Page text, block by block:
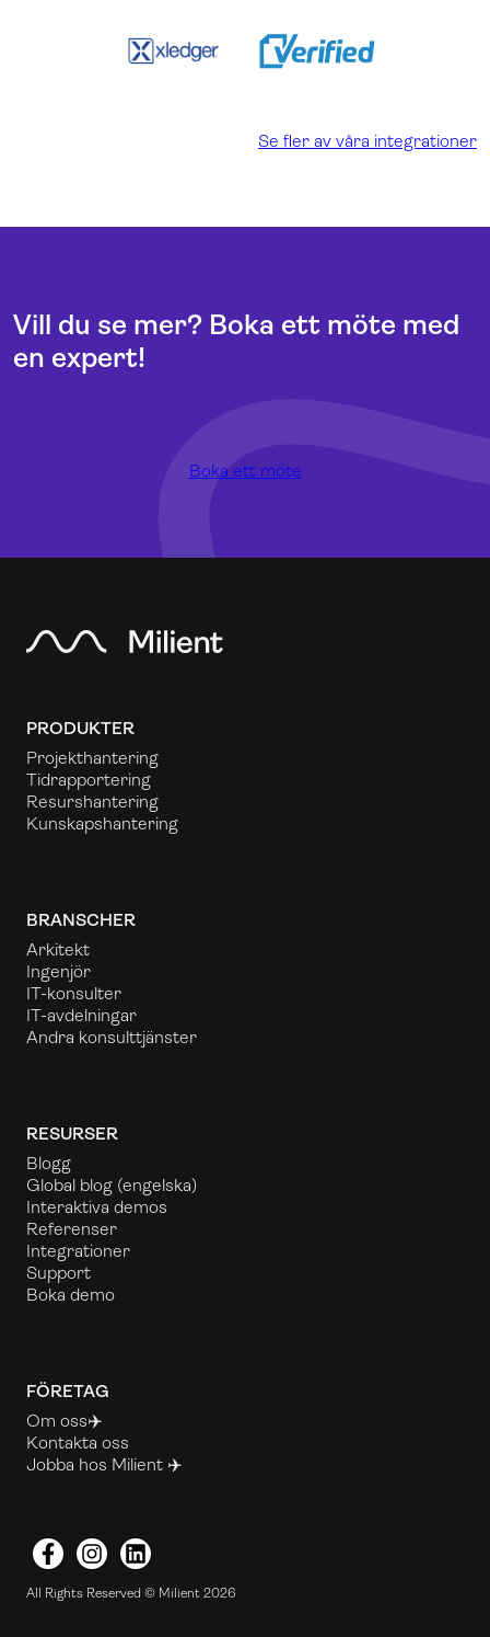
Se fler av våra integrationer
Vill du se mer? Boka ett möte med
en expert!
Boka ett möte
PRODUKTER
Projekthantering
Tidrapportering
Resurshantering
Kunskapshantering
BRANSCHER
Arkitekt
Ingenjör
IT-konsulter
IT-avdelningar
Andra konsulttjänster
RESURSER
Blogg
Global blog (engelska)
Interaktiva demos
Referenser
Integrationer
Support
Boka demo
FÖRETAG
Om oss✈️
Kontakta oss
Jobba hos Milient ✈️
FacebookInstagramLinkedIn
All Rights Reserved © Milient 2026